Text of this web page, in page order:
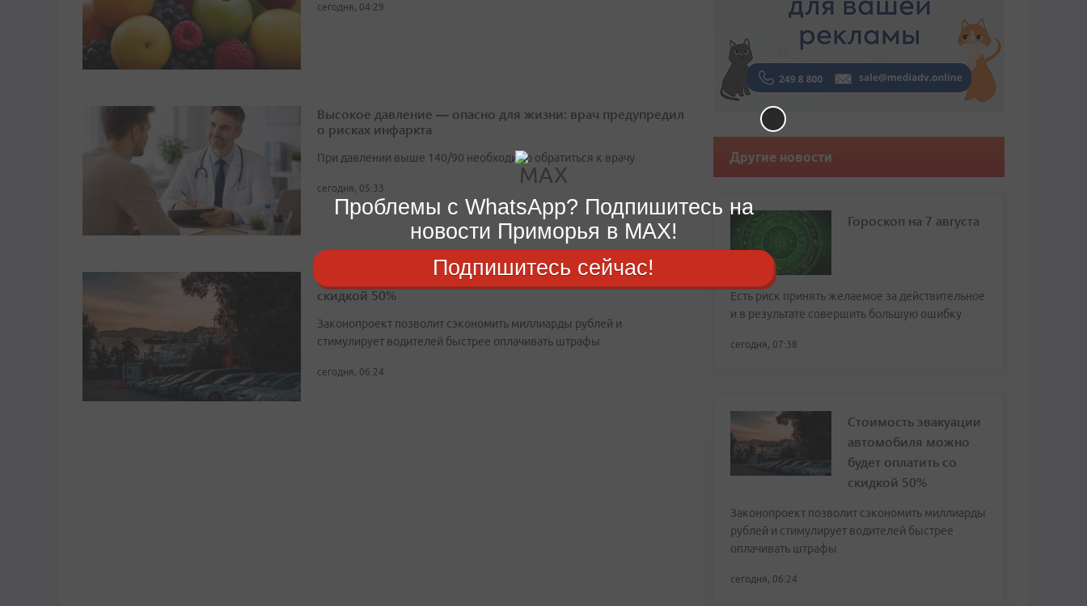
сегодня, 04:29
Высокое давление — опасно для жизни: врач предупредил
о рисках инфаркта
При давлении выше 140/90 необходимо обратиться к врачу
сегодня, 05:33
Стоимость эвакуации автомобиля можно будет оплатить со
скидкой 50%
Законопроект позволит сэкономить миллиарды рублей и
стимулирует водителей быстрее оплачивать штрафы
сегодня, 06:24
Другие новости
Гороскоп на 7 августа
Есть риск принять желаемое за действительное
и в результате совершить большую ошибку
сегодня, 07:38
Стоимость эвакуации
автомобиля можно
будет оплатить со
скидкой 50%
Законопроект позволит сэкономить миллиарды
рублей и стимулирует водителей быстрее
оплачивать штрафы
сегодня, 06:24
Проблемы с WhatsApp? Подпишитесь на
новости Приморья в MAX!
Подпишитесь сейчас!